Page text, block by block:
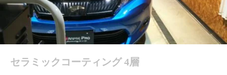
セラミックコーティング 4層